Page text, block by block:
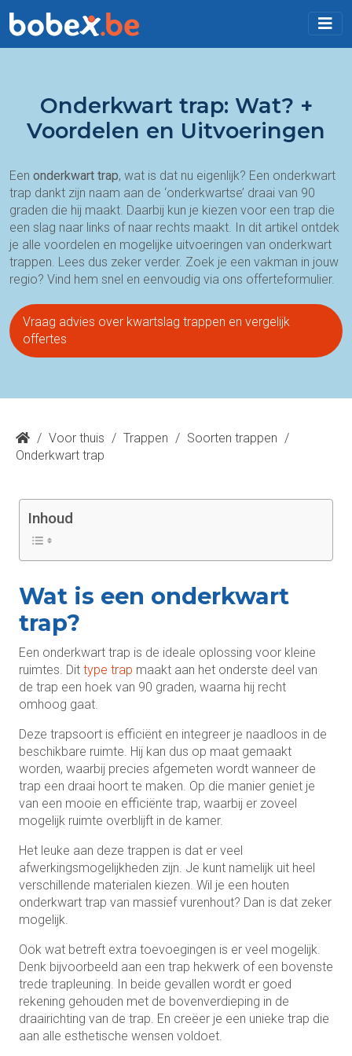
Onderkwart trap: Wat? +
Voordelen en Uitvoeringen
Een onderkwart trap, wat is dat nu eigenlijk? Een onderkwart
trap dankt zijn naam aan de ‘onderkwartse’ draai van 90
graden die hij maakt. Daarbij kun je kiezen voor een trap die
een slag naar links of naar rechts maakt. In dit artikel ontdek
je alle voordelen en mogelijke uitvoeringen van onderkwart
trappen. Lees dus zeker verder. Zoek je een vakman in jouw
regio? Vind hem snel en eenvoudig via ons offerteformulier.
Vraag advies over kwartslag trappen en vergelijk
offertes
/ Voor thuis / Trappen / Soorten trappen /
Onderkwart trap
Inhoud
Wat is een onderkwart
trap?
Een onderkwart trap is de ideale oplossing voor kleine
ruimtes. Dit type trap maakt aan het onderste deel van
de trap een hoek van 90 graden, waarna hij recht
omhoog gaat.
Deze trapsoort is efficiënt en integreer je naadloos in de
beschikbare ruimte. Hij kan dus op maat gemaakt
worden, waarbij precies afgemeten wordt wanneer de
trap een draai hoort te maken. Op die manier geniet je
van een mooie en efficiënte trap, waarbij er zoveel
mogelijk ruimte overblijft in de kamer.
Het leuke aan deze trappen is dat er veel
afwerkingsmogelijkheden zijn. Je kunt namelijk uit heel
verschillende materialen kiezen. Wil je een houten
onderkwart trap van massief vurenhout? Dan is dat zeker
mogelijk.
Ook wat betreft extra toevoegingen is er veel mogelijk.
Denk bijvoorbeeld aan een trap hekwerk of een bovenste
trede trapleuning. In beide gevallen wordt er goed
rekening gehouden met de bovenverdieping in de
draairichting van de trap. En creëer je een unieke trap die
aan alle esthetische wensen voldoet.